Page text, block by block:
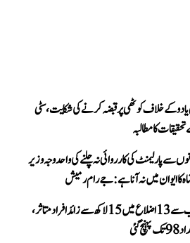
یادو کے خلاف کوٹھی پر قبضہ کرنے کی شکایت، سٹی
کا مطالبہ
15 دنوں سے پارلیمنٹ کی کارروائی نہ چلنے کی واحد وجہ وزیر
کا ایوان میں نہ آنا ہے: جے رام رمیش
آسام: سیلاب سے 13 اضلاع میں 15 لاکھ سے زائد افراد متاثر،
گئی